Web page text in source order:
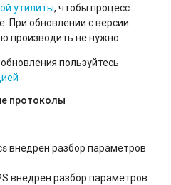
утилиты, чтобы процесс
При обновлении с версии
производить не нужно.
пользуйтесь
протоколы
внедрен разбор параметров
внедрен разбор параметров